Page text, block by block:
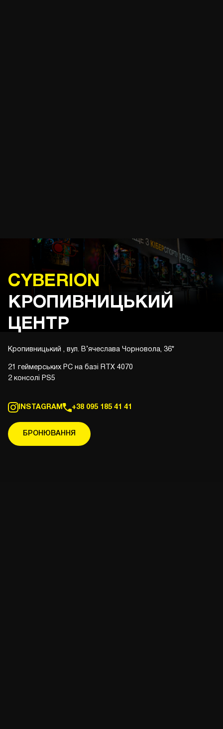
CYBERION
КРОПИВНИЦЬКИЙ
ЦЕНТР
Кропивницький , вул. В’ячеслава Чорновола, 36*
21 геймерських PC на базі RTX 4070
2 консолі PS5
INSTAGRAM +38 095 185 41 41
БРОНЮВАННЯ